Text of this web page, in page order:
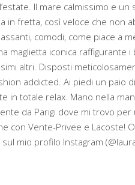
Il mare calmissimo e un
in fretta, così veloce che non
comodi, come piace a
maglietta iconica raffigurante i
altri. Disposti
addicted. Ai piedi un paio
in totale relax. Mano nella
da Parigi dove mi trovo per
con Vente-Privee e Lacoste!
mio profilo Instagram